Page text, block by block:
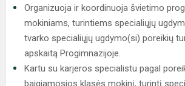
Organizuoja ir koordinuoja švietimo
mokiniams, turintiems specialiųjų
tvarko specialiųjų ugdymo(si) poreikių
apskaitą Progimnazijoje.
Kartu su karjeros specialistu pagal
baigiamosios klasės mokinį, turintį